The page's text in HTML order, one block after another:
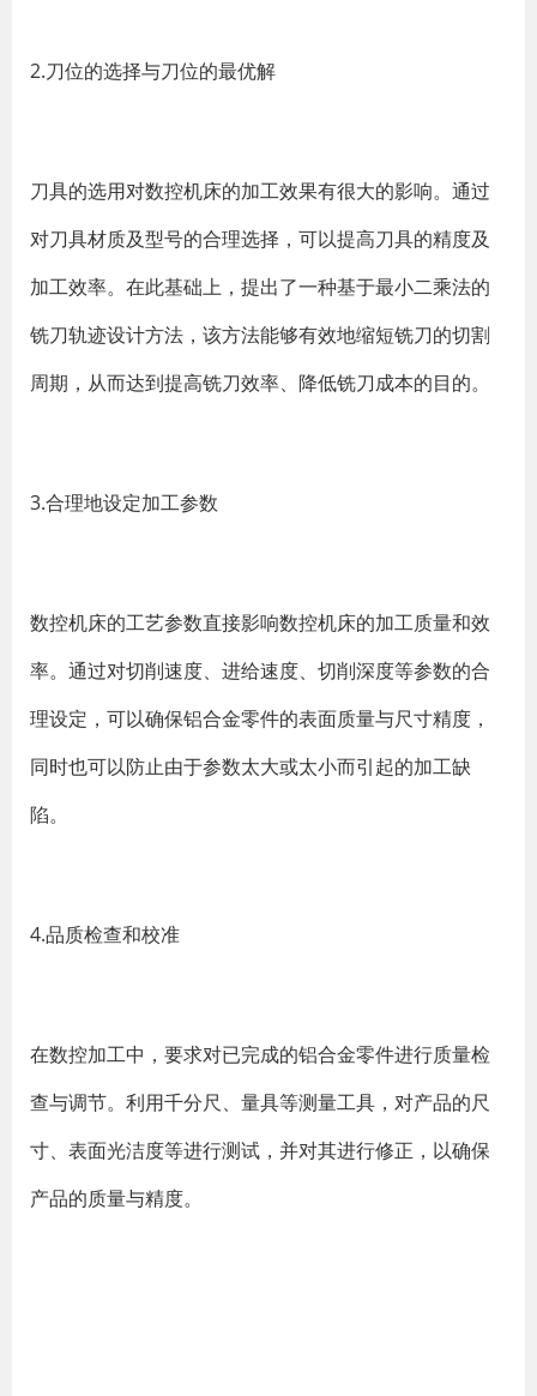
2.刀位的选择与刀位的最优解
刀具的选用对数控机床的加工效果有很大的影响。通过
对刀具材质及型号的合理选择，可以提高刀具的精度及
加工效率。在此基础上，提出了一种基于最小二乘法的
铣刀轨迹设计方法，该方法能够有效地缩短铣刀的切割
周期，从而达到提高铣刀效率、降低铣刀成本的目的。
3.合理地设定加工参数
数控机床的工艺参数直接影响数控机床的加工质量和效
率。通过对切削速度、进给速度、切削深度等参数的合
理设定，可以确保铝合金零件的表面质量与尺寸精度，
同时也可以防止由于参数太大或太小而引起的加工缺
陷。
4.品质检查和校准
在数控加工中，要求对已完成的铝合金零件进行质量检
查与调节。利用千分尺、量具等测量工具，对产品的尺
寸、表面光洁度等进行测试，并对其进行修正，以确保
产品的质量与精度。